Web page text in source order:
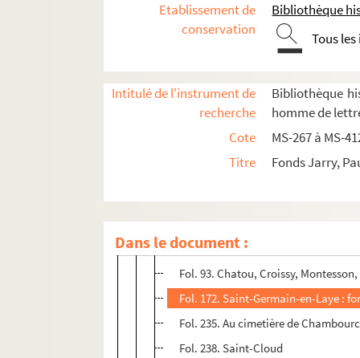
Etablissement de
conservation
Bibliothèque
Tous
Intitulé de l'instrument de
recherche
Bibliothèque
homme de
Cote
MS-267 à MS-
Titre
Fonds Jarry,
Dans le document :
Paul Jarry. Notes et textes sur des quartiers
Paul Jarry. Notes et textes sur des localités
Paul Jarry. Histoire et archéologie.
Paul Jarry. Histoire et archéologie. Notes
4-MS-280. Paul Jarry. Notes sur divers
Fol. 1. Le Vésinet : histoire ; villas
Fol. 93. Chatou, Croissy,
Fol. 172. Saint-Germain-en-Laye :
Fol. 235. Au cimetière de
Fol. 238. Saint-Cloud